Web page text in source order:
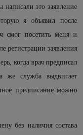
это заявление
я объявил после
смог посетить меня и
регистрации заявления
когда врач предписал
же служба выдвигает
предписание можно
без наличия состава